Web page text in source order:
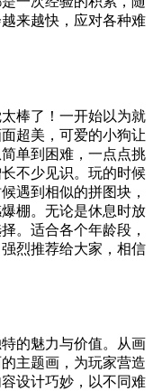
来越快，应对各种难
棒了！一开始以为就
超美，可爱的小狗让
单到困难，一点点挑
不少见识。玩的时候
遇到相似的拼图块，
棚。无论是休息时放
。适合各个年龄段，
烈推荐给大家，相信
的魅力与价值。从画
主题画，为玩家营造
设计巧妙，以不同难